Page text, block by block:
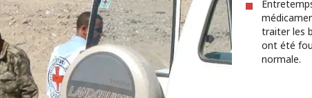
traiter les
ont été
normale.